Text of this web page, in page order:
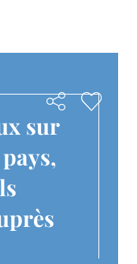
sur